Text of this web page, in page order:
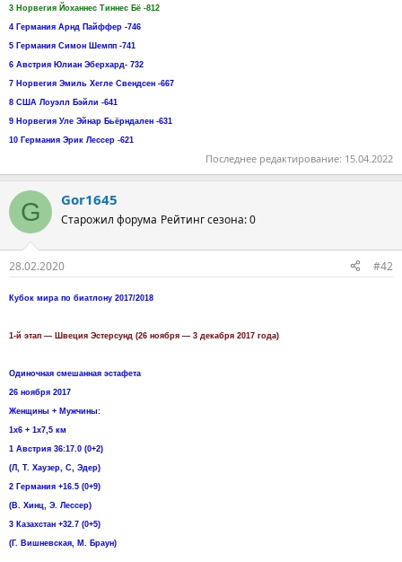
3 Норвегия Йоханнес Тиннес Бё -812
4 Германия Арнд Пайффер -746
5 Германия Симон Шемпп -741
6 Австрия Юлиан Эберхард- 732
7 Норвегия Эмиль Хегле Свендсен -667
8 США Лоуэлл Бэйли -641
9 Норвегия Уле Эйнар Бьёрндален -631
10 Германия Эрик Лессер -621
Последнее редактирование: 15.04.2022
G Gor1645
Старожил форума Рейтинг сезона: 0
28.02.2020 #42
Кубок мира по биатлону 2017/2018
1-й этап — Швеция Эстерсунд (26 ноября — 3 декабря 2017 года)
Одиночная смешанная эстафета
26 ноября 2017
Женщины + Мужчины:
1х6 + 1х7,5 км
1 Австрия 36:17.0 (0+2)
(Л, Т. Хаузер, С, Эдер)
2 Германия +16.5 (0+9)
(В. Хинц, Э. Лессер)
3 Казахстан +32.7 (0+5)
(Г. Вишневская, М. Браун)